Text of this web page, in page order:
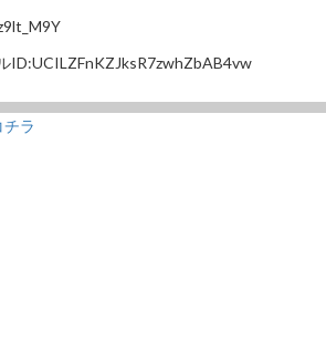
ID:UCILZFnKZJksR7zwhZbAB4vw
ラ